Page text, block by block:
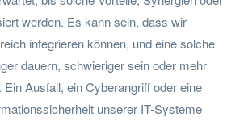
werden. Es kann sein, dass wir
integrieren können, und eine solche
dauern, schwieriger sein oder mehr
Ausfall, ein Cyberangriff oder eine
unserer IT-Systeme